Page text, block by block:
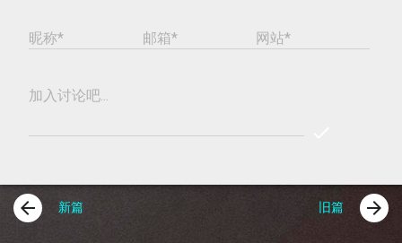
昵称* 邮箱* 网站*
加入讨论吧...
arrow_back 新篇 旧篇 arrow_forward